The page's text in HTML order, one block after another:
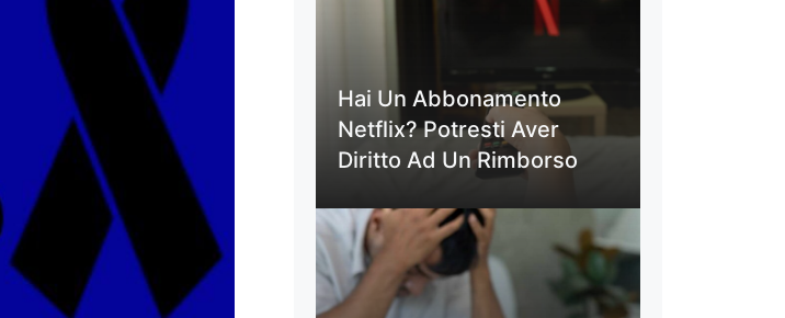
Hai Un Abbonamento
Netflix? Potresti Aver
Diritto Ad Un Rimborso